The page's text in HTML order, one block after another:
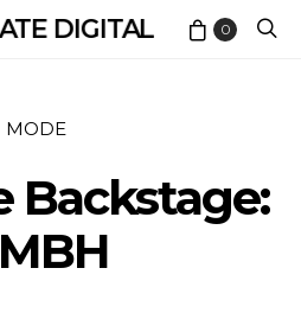
DIGITAL 0
MODE
Backstage: